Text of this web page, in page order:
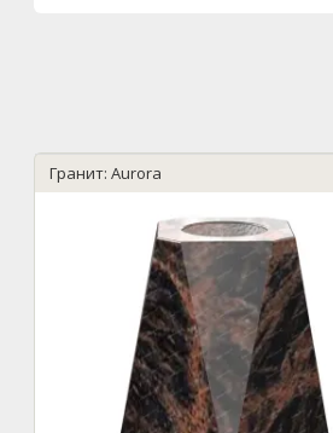
Гранит: Aurora